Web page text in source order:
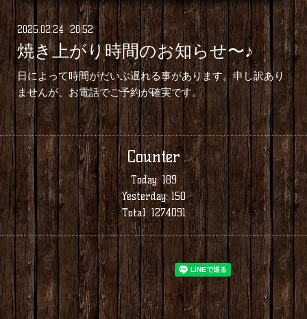
2025.02.24 20:52
焼き上がり時間のお知らせ〜♪
日によって時間がだいぶ遅れる事があります。申し訳あり
ませんが、お電話でご予約が確実です。
Counter
Today:189
Yesterday:150
Total:1274091